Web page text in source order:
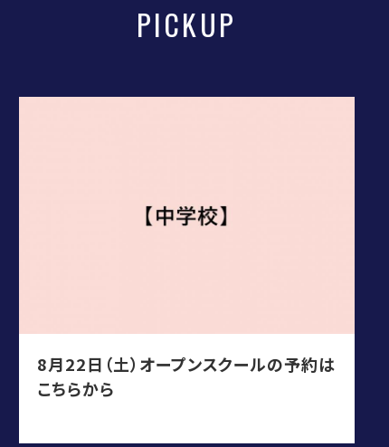
PICKUP
8月22日（土）オープンスクールの予約は
こちらから